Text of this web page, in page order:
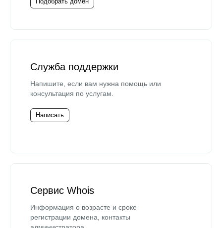
Служба поддержки
Напишите, если вам нужна помощь или
консультация по услугам.
Написать
Сервис Whois
Информация о возрасте и сроке
регистрации домена, контакты